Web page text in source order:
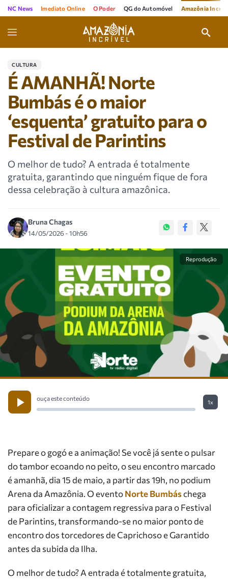
NC News Imediato Online O Poder QG do Automóvel Amazônia
CULTURA
É AMANHÃ! Norte
Bumbás é o maior
‘esquenta’ gratuito para o
Festival de Parintins
O melhor de tudo? A entrada é totalmente
gratuita, garantindo que ninguém fique de fora
dessa celebração à cultura amazônica.
Bruna Chagas
14/05/2026 - 10h56
Reprodução
ouça este conteúdo
1x
Prepare o gogó e a animação! Se você já sente o pulsar
do tambor ecoando no peito, o seu encontro marcado
é amanhã, dia 15 de maio, a partir das 19h, no podium
Arena da Amazônia. O eventoNorte Bumbáschega
para oficializar a contagem regressiva para o Festival
de Parintins, transformando-se no maior ponto de
encontro dos torcedores de Caprichoso e Garantido
antes da subida da Ilha.
O melhor de tudo? A entrada é totalmente gratuita,